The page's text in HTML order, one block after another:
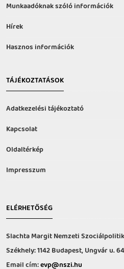
Munkaadóknak szóló információk
Hírek
Hasznos információk
TÁJÉKOZTATÁSOK
Adatkezelési tájékoztató
Kapcsolat
Oldaltérkép
Impresszum
ELÉRHETŐSÉG
Slachta Margit Nemzeti
Székhely: 1142 Budapest, Ungvár u.
Email cím:evp@nszi.hu